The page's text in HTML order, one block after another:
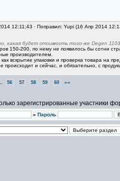
12:11:43 · Поправил: Yupi (16 Апр 2014
какая будет стоимость того-же Degen
150-200, по нему не появилось бы сотни
производителем.
как вскрытие упаковки и проверка товара на
происходит и сейчас, и обязательно, с
56 57 58 59 60 »»
зарегистрированные участники
» Пароль